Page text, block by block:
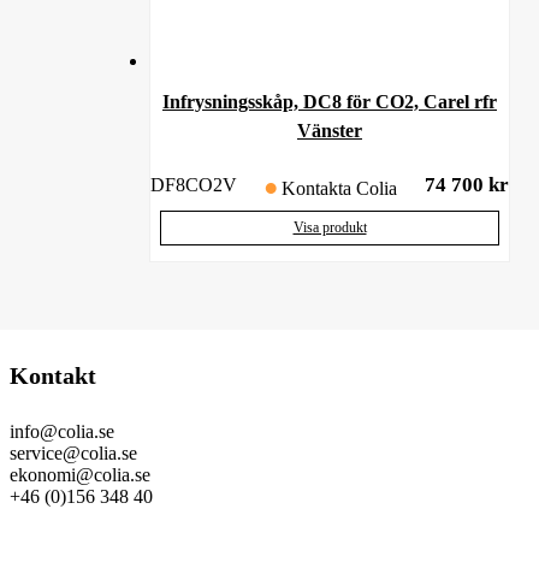
Infrysningsskåp, DC8 för CO2, Carel rfr
Vänster
DF8CO2V Kontakta Colia 74 700 kr
Visa produkt
Kontakt
info@colia.se
service@colia.se
ekonomi@colia.se
+46 (0)156 348 40